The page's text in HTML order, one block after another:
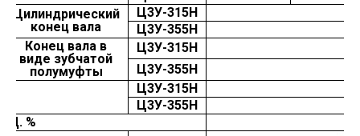
Цилиндрический
конец вала
Ц3У-315Н
Ц3У-355Н
Конец вала в
виде зубчатой
полумуфты
Ц3У-315Н
Ц3У-355Н
Ц3У-315Н
Ц3У-355Н
%